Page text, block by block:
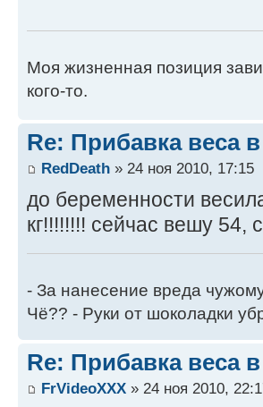
Моя жизненная позиция
кого-то.
Re: Прибавка веса
RedDeath » 24 ноя 2010, 17:15
до беременности
кг!!!!!!!! сейчас вешу 54,
- За нанесение вреда
Чё?? - Руки от шоколадки
Re: Прибавка веса
FrVideoXXX » 24 ноя 2010,